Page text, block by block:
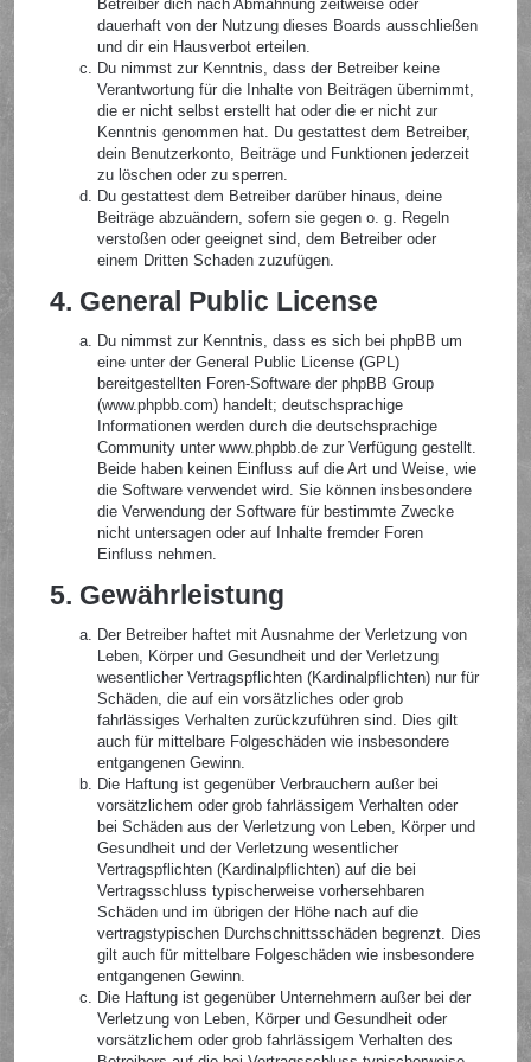
Betreiber dich nach Abmahnung zeitweise oder
dauerhaft von der Nutzung dieses Boards ausschließen
und dir ein Hausverbot erteilen.
Du nimmst zur Kenntnis, dass der Betreiber keine
Verantwortung für die Inhalte von Beiträgen übernimmt,
die er nicht selbst erstellt hat oder die er nicht zur
Kenntnis genommen hat. Du gestattest dem Betreiber,
dein Benutzerkonto, Beiträge und Funktionen jederzeit
zu löschen oder zu sperren.
Du gestattest dem Betreiber darüber hinaus, deine
Beiträge abzuändern, sofern sie gegen o. g. Regeln
verstoßen oder geeignet sind, dem Betreiber oder
einem Dritten Schaden zuzufügen.
4. General Public License
Du nimmst zur Kenntnis, dass es sich bei phpBB um
eine unter der General Public License (GPL)
bereitgestellten Foren-Software der phpBB Group
(www.phpbb.com) handelt; deutschsprachige
Informationen werden durch die deutschsprachige
Community unter www.phpbb.de zur Verfügung gestellt.
Beide haben keinen Einfluss auf die Art und Weise, wie
die Software verwendet wird. Sie können insbesondere
die Verwendung der Software für bestimmte Zwecke
nicht untersagen oder auf Inhalte fremder Foren
Einfluss nehmen.
5. Gewährleistung
Der Betreiber haftet mit Ausnahme der Verletzung von
Leben, Körper und Gesundheit und der Verletzung
wesentlicher Vertragspflichten (Kardinalpflichten) nur für
Schäden, die auf ein vorsätzliches oder grob
fahrlässiges Verhalten zurückzuführen sind. Dies gilt
auch für mittelbare Folgeschäden wie insbesondere
entgangenen Gewinn.
Die Haftung ist gegenüber Verbrauchern außer bei
vorsätzlichem oder grob fahrlässigem Verhalten oder
bei Schäden aus der Verletzung von Leben, Körper und
Gesundheit und der Verletzung wesentlicher
Vertragspflichten (Kardinalpflichten) auf die bei
Vertragsschluss typischerweise vorhersehbaren
Schäden und im übrigen der Höhe nach auf die
vertragstypischen Durchschnittsschäden begrenzt. Dies
gilt auch für mittelbare Folgeschäden wie insbesondere
entgangenen Gewinn.
Die Haftung ist gegenüber Unternehmern außer bei der
Verletzung von Leben, Körper und Gesundheit oder
vorsätzlichem oder grob fahrlässigem Verhalten des